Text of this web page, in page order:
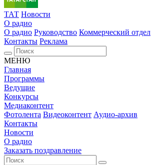
ТАТ Новости
О радио
О радио Руководство Коммерческий отдел
Контакты Реклама
МЕНЮ
Главная
Программы
Ведущие
Конкурсы
Медиаконтент
Фотолента Видеоконтент Аудио-архив
Контакты
Новости
О радио
Заказать поздравление